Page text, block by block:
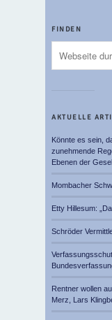
FINDEN
AKTUELLE
Könnte es sein,
zunehmende
Ebenen der
Mombacher
Etty Hillesum:
Schröder
Rentner wollen
Merz, Lars